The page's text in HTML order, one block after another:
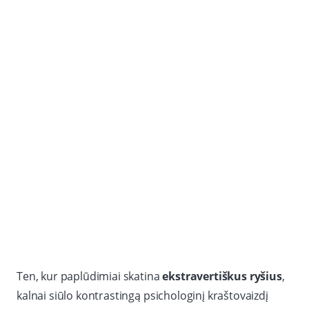
Ten, kur paplūdimiai skatinaekstravertiškus ryšius,
kalnai siūlo kontrastingą psichologinį kraštovaizdį